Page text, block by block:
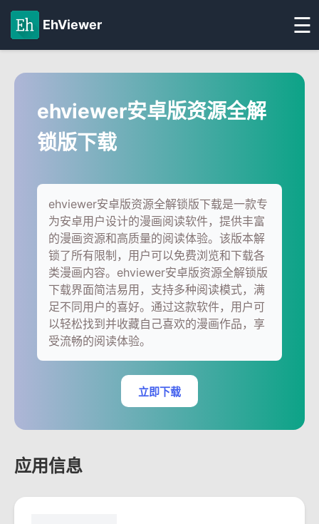
EhViewer ☰
ehviewer安卓版资源全解
锁版下载
ehviewer安卓版资源全解锁版下载是一款专
为安卓用户设计的漫画阅读软件，提供丰富
的漫画资源和高质量的阅读体验。该版本解
锁了所有限制，用户可以免费浏览和下载各
类漫画内容。ehviewer安卓版资源全解锁版
下载界面简洁易用，支持多种阅读模式，满
足不同用户的喜好。通过这款软件，用户可
以轻松找到并收藏自己喜欢的漫画作品，享
受流畅的阅读体验。
立即下载
应用信息